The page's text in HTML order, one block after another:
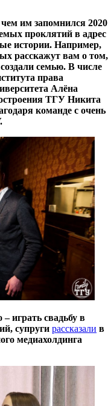
им запомнился 2020
проклятий в адрес
истории. Например,
расскажут вам о том,
семью. В числе
права
Алёна
ТГУ Никита
команде с очень
играть свадьбу в
супруги рассказали в
медиахолдинга